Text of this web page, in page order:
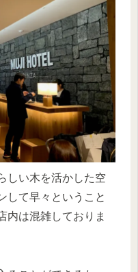
しい木を活かした空
して早々ということ
内は混雑しておりま